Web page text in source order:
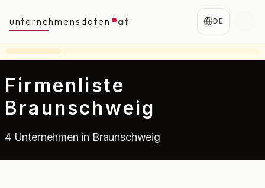
unternehmensdaten at DE
Firmenliste
Braunschweig
4 Unternehmen in Braunschweig